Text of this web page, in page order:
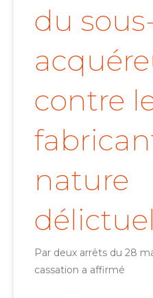
du
contre
nature
Par deux arrêts du 28
cassation a affirmé